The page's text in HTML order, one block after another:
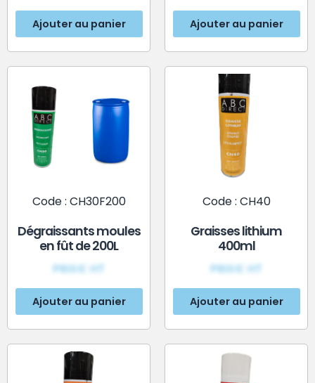
Ajouter au panier Ajouter au panier
Code : CH30F200
Dégraissants moules
en fût de 200L
PRIX€ HT
Ajouter au panier
Code : CH40
Graisses lithium
400ml
PRIX€ HT
Ajouter au panier